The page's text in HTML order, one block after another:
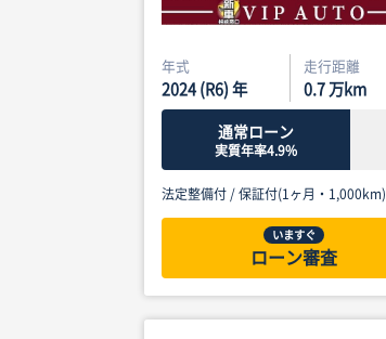
年式
2024 (R6) 年
走行距離
0.7万km
通常ローン
実質年率4.9%
法定整備付 /保証付(1ヶ月・1,000km)
いますぐ
ローン審査